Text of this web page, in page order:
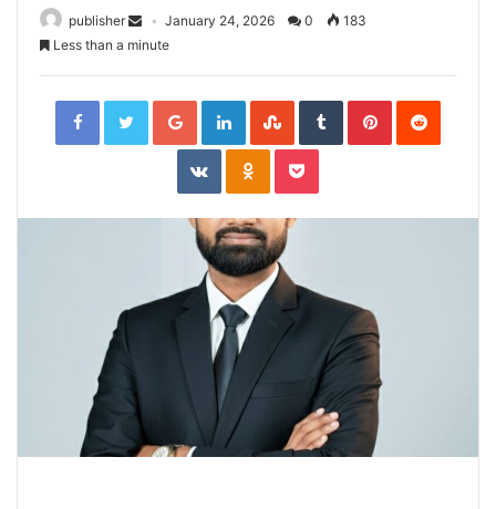
publisher January 24, 2026 0
183
Less than a minute
FacebookTwitterGoogle+LinkedInStumbleUpon
TumblrPinterestReddit
VKontakteOdnoklassniki
Pocket